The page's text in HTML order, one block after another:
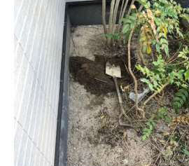
対応事例
ご利用の流れ
対応エリア
会社紹介